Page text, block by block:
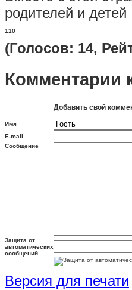
родителей и детей
110
(Голосов: 14,
Комментарии
Добавить свой
Имя
E-mail
Сообщение
Защита от
автоматических
сообщений
Версия для печати